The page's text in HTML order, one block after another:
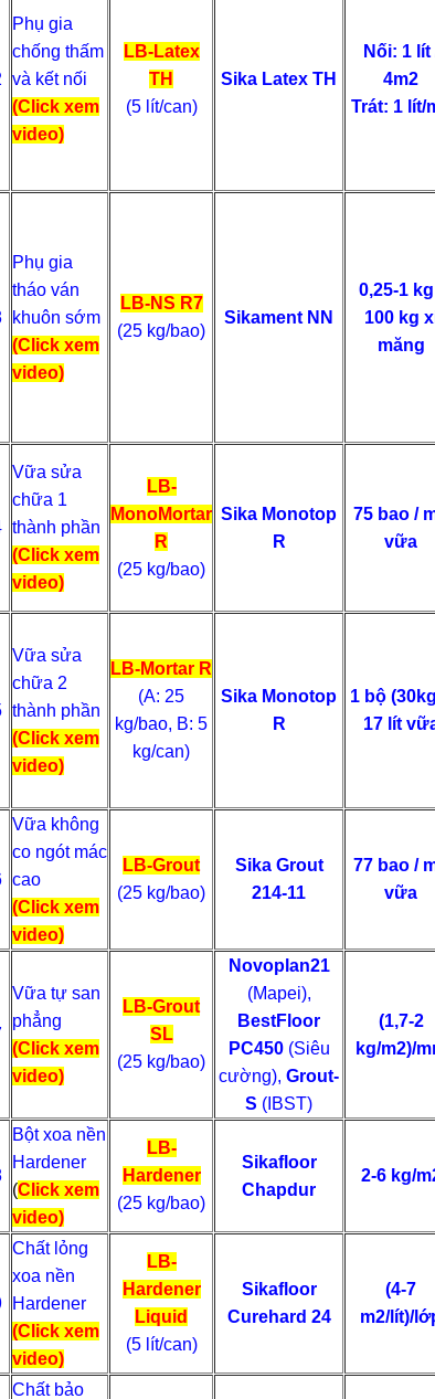
Phụ gia
chống thấm
và kết nối
(Click xem
video)
LB-Latex
TH
(5 lít/can)
Sika Latex TH
Nối: 1 lít
4m2
Trát: 1 lít/
Phụ gia
tháo ván
khuôn sớm
(Click xem
video)
LB-NS R7
(25 kg/bao)
Sikament NN
0,25-1
100 kg
măng
Vữa sửa
chữa 1
thành phần
(Click xem
video)
LB-
MonoMortar
R
(25 kg/bao)
Sika Monotop
R
75 bao /
vữa
Vữa sửa
chữa 2
thành phần
(Click xem
video)
LB-Mortar R
(A: 25
kg/bao, B: 5
kg/can)
Sika Monotop
R
1 bộ
17 lít
Vữa không
co ngót mác
cao
(Click xem
video)
LB-Grout
(25 kg/bao)
Sika Grout
214-11
77 bao /
vữa
Vữa tự san
phẳng
(Click xem
video)
LB-Grout
SL
(25 kg/bao)
Novoplan21
(Mapei),
BestFloor
PC450(Siêu
cường), Grout-
S (IBST)
(1,7-2
kg/m2)/
Bột xoa nền
Hardener
(Click xem
video)
LB-
Hardener
(25 kg/bao)
Sikafloor
Chapdur
2-6 kg/
Chất lỏng
xoa nền
Hardener
(Click xem
video)
LB-
Hardener
Liquid
(5 lít/can)
Sikafloor
Curehard 24
(4-7
m2/lít)/
Chất bảo